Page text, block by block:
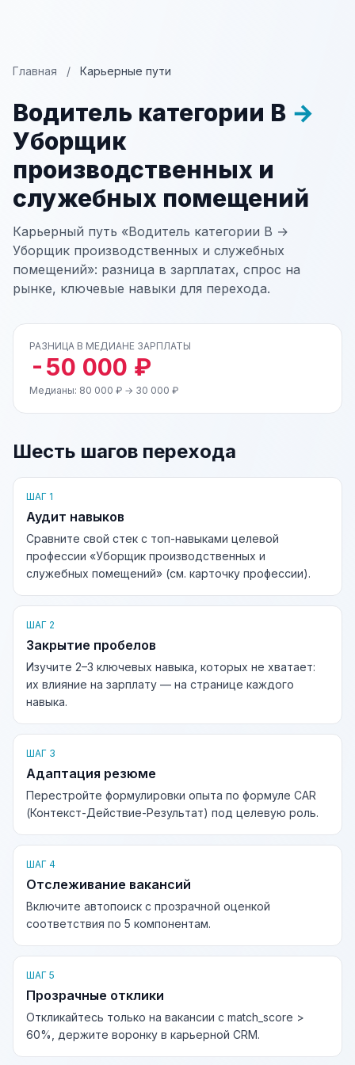
Главная / Карьерные пути
Водитель категории В →
Уборщик
производственных и
служебных помещений
Карьерный путь «Водитель категории В →
Уборщик производственных и служебных
помещений»: разница в зарплатах, спрос на
рынке, ключевые навыки для перехода.
РАЗНИЦА В МЕДИАНЕ ЗАРПЛАТЫ
-50 000 ₽
Медианы: 80 000 ₽ → 30 000 ₽
Шесть шагов перехода
ШАГ 1
Аудит навыков
Сравните свой стек с топ-навыками целевой
профессии «Уборщик производственных и
служебных помещений» (см. карточку профессии).
ШАГ 2
Закрытие пробелов
Изучите 2–3 ключевых навыка, которых не хватает:
их влияние на зарплату — на странице каждого
навыка.
ШАГ 3
Адаптация резюме
Перестройте формулировки опыта по формуле CAR
(Контекст-Действие-Результат) под целевую роль.
ШАГ 4
Отслеживание вакансий
Включите автопоиск с прозрачной оценкой
соответствия по 5 компонентам.
ШАГ 5
Прозрачные отклики
Откликайтесь только на вакансии с match_score >
60%, держите воронку в карьерной CRM.